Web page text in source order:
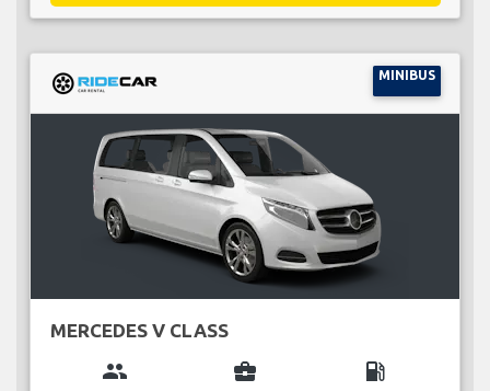
MINIBUS
MERCEDES V CLASS
group business_center local_gas_station